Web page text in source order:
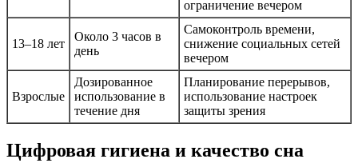
ограничение вечером
13–18 лет
Около 3 часов в
день
Самоконтроль времени,
снижение социальных сетей
вечером
Взрослые
Дозированное
использование в
течение дня
Планирование перерывов,
использование настроек
защиты зрения
Цифровая гигиена и качество сна